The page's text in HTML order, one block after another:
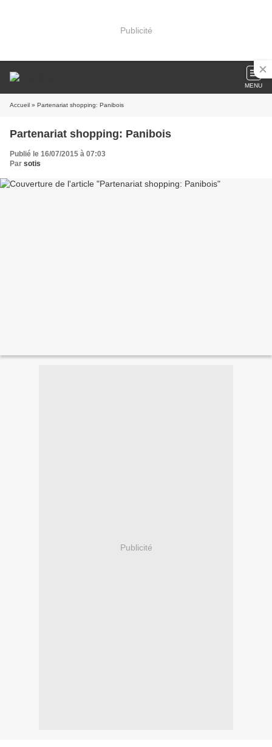
Publicité
MENU
Accueil » Partenariat shopping: Panibois
Partenariat shopping: Panibois
Publié le 16/07/2015 à 07:03
Par sotis
Publicité